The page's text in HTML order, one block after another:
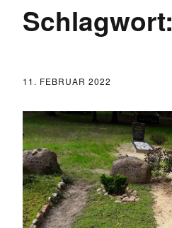
Schlagwort:
11. FEBRUAR 2022